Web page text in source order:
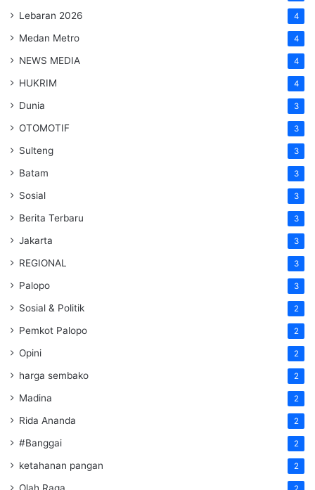
Lebaran 2026 4
Medan Metro 4
NEWS MEDIA 4
HUKRIM 4
Dunia 3
OTOMOTIF 3
Sulteng 3
Batam 3
Sosial 3
Berita Terbaru 3
Jakarta 3
REGIONAL 3
Palopo 3
Sosial & Politik 2
Pemkot Palopo 2
Opini 2
harga sembako 2
Madina 2
Rida Ananda 2
#Banggai 2
ketahanan pangan 2